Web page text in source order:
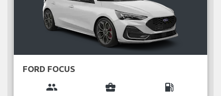
FORD FOCUS
group business_center local_gas_station